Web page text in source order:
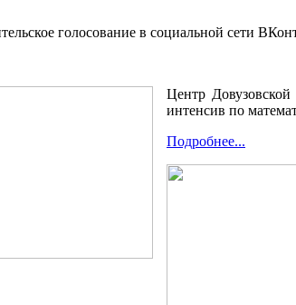
голосование в социальной сети
Центр Довузовской
интенсив по
Подробнее...